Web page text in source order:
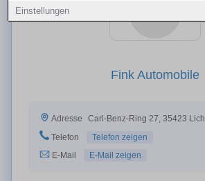
Einstellungen
Fink Automobile
Adresse
Carl-Benz-Ring 27, 35423 Lich
Telefon
Telefon zeigen
E-Mail
E-Mail zeigen